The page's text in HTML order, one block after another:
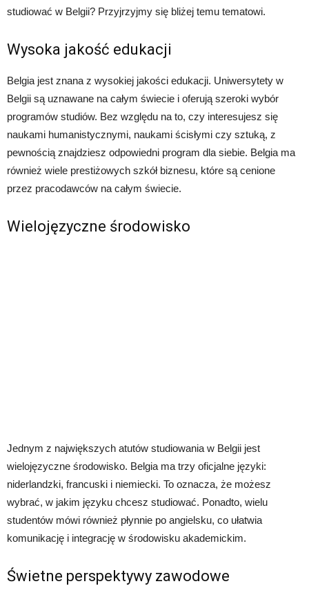
studiować w Belgii? Przyjrzyjmy się bliżej temu tematowi.
Wysoka jakość edukacji
Belgia jest znana z wysokiej jakości edukacji. Uniwersytety w
Belgii są uznawane na całym świecie i oferują szeroki wybór
programów studiów. Bez względu na to, czy interesujesz się
naukami humanistycznymi, naukami ścisłymi czy sztuką, z
pewnością znajdziesz odpowiedni program dla siebie. Belgia ma
również wiele prestiżowych szkół biznesu, które są cenione
przez pracodawców na całym świecie.
Wielojęzyczne środowisko
Jednym z największych atutów studiowania w Belgii jest
wielojęzyczne środowisko. Belgia ma trzy oficjalne języki:
niderlandzki, francuski i niemiecki. To oznacza, że możesz
wybrać, w jakim języku chcesz studiować. Ponadto, wielu
studentów mówi również płynnie po angielsku, co ułatwia
komunikację i integrację w środowisku akademickim.
Świetne perspektywy zawodowe